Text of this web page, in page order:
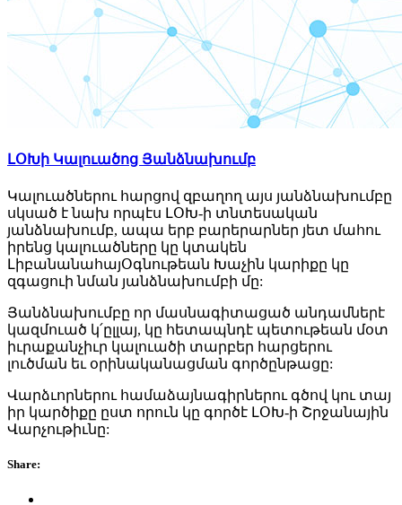
ԼՕԽի Կալուածոց Յանձնախումբ
Կալուածներու հարցով զբաղող այս յանձնախումբը
սկսած է նախ որպէս ԼՕԽ-ի տնտեսական
յանձնախումբ, ապա երբ բարերարներ յետ մահու
իրենց կալուածները կը կտակեն
ԼիբանանահայՕգնութեան Խաչին կարիքը կը
զգացուի նման յանձնախումբի մը:
Յանձնախումբը որ մասնագիտացած անդամներէ
կազմուած կ՛ըլլայ, կը հետապնդէ պետութեան մօտ
իւրաքանչիւր կալուածի տարբեր հարցերու
լուծման եւ օրինականացման գործընթացը:
Վարձւորներու համաձայնագիրներու գծով կու տայ
իր կարծիքը ըստ որուն կը գործէ ԼՕԽ-ի Շրջանային
Վարչութիւնը:
Share: